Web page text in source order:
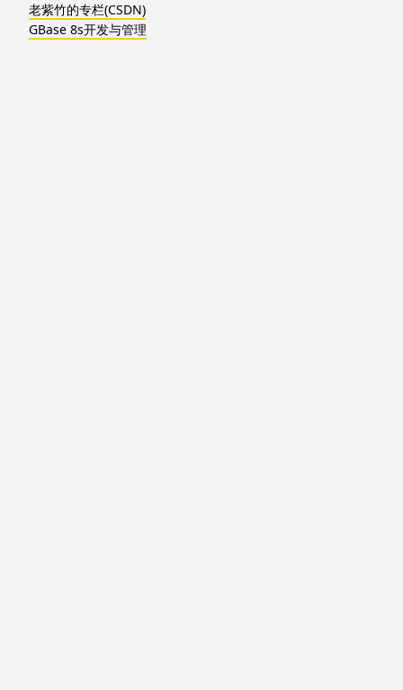
老紫竹的专栏(CSDN)
GBase 8s开发与管理